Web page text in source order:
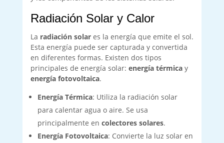
Radiación Solar y Calor
La radiación solares la energía que emite el sol.
Esta energía puede ser capturada y convertida
en diferentes formas. Existen dos tipos
principales de energía solar: energía térmicay
energía fotovoltaica.
Energía Térmica: Utiliza la radiación solar
para calentar agua o aire. Se usa
principalmente en colectores solares.
Energía Fotovoltaica: Convierte la luz solar en